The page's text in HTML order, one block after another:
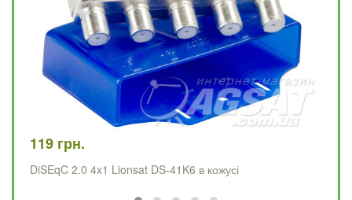
119 грн.
DiSEqC 2.0 4x1 Lionsat DS-41K6 в кожусі